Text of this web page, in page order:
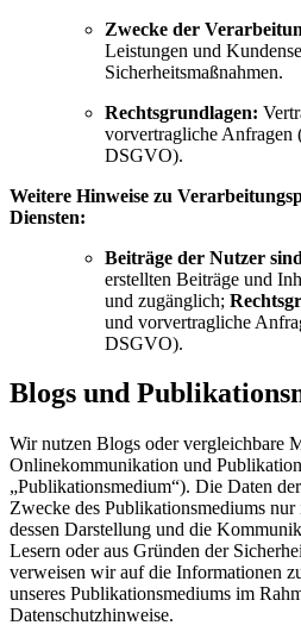
Zwecke der
Leistungen und
Sicherheitsmaßnahmen.
Rechtsgrundlagen:
vorvertragliche
DSGVO).
Weitere Hinweise zu
Diensten:
Beiträge der Nutzer
erstellten Beiträge und
und zugänglich;
und vorvertragliche
DSGVO).
Blogs und
Wir nutzen Blogs oder vergleichbare
Onlinekommunikation und
„Publikationsmedium“). Die Daten
Zwecke des Publikationsmediums
dessen Darstellung und die
Lesern oder aus Gründen der
verweisen wir auf die Informationen
unseres Publikationsmediums im
Datenschutzhinweise.